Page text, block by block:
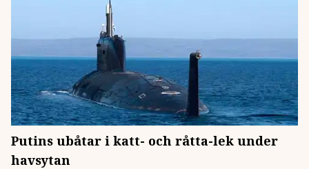
Putins ubåtar i katt- och råtta-lek under
havsytan